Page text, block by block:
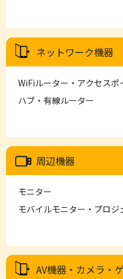
ネットワーク機器
WiFiルーター・アクセスポ
ハブ・有線ルーター
周辺機器
モニター
モバイルモニター・プロジ
AV機器・カメラ・